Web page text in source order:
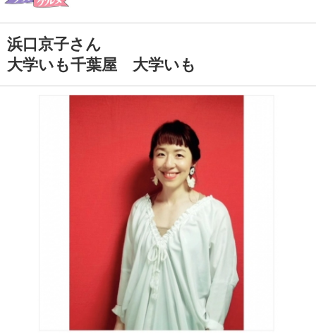
浜口京子さん
大学いも千葉屋 大学いも